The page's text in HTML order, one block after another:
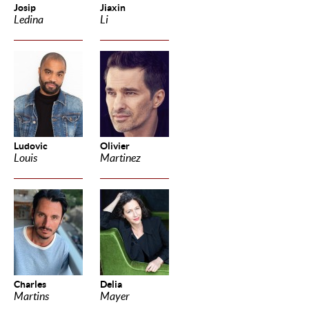
Josip
Ledina
Jiaxin
Li
Ludovic
Louis
Olivier
Martinez
Charles
Martins
Delia
Mayer